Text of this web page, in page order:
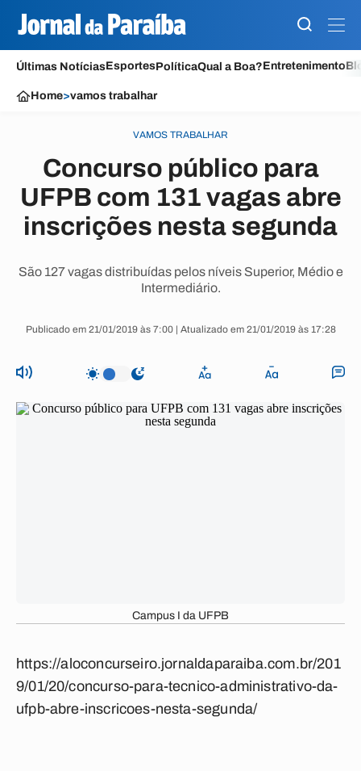
Últimas NotíciasEsportesPolíticaQual a Boa?Entretenimento
Home>vamos trabalhar
VAMOS TRABALHAR
Concurso público para
UFPB com 131 vagas abre
inscrições nesta segunda
São 127 vagas distribuídas pelos níveis Superior, Médio e
Intermediário.
Publicado em 21/01/2019 às 7:00 | Atualizado em 21/01/2019 às 17:28
Campus I da UFPB
https://aloconcurseiro.jornaldaparaiba.com.br/201
9/01/20/concurso-para-tecnico-administrativo-da-
ufpb-abre-inscricoes-nesta-segunda/